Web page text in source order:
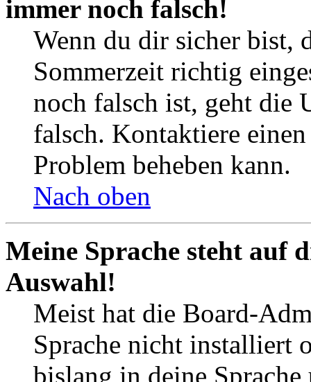
immer noch falsch!
Wenn du dir sicher bist,
Sommerzeit richtig
noch falsch ist, geht die
falsch. Kontaktiere
Problem beheben kann.
Nach oben
Meine Sprache steht auf
Auswahl!
Meist hat die Board-
Sprache nicht installiert
bislang in deine